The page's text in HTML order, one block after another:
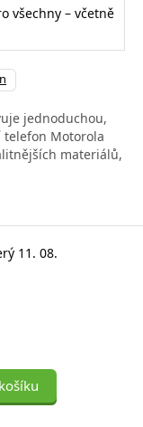
všechny – včetně
jednoduchou,
Motorola
materiálů,
11. 08.